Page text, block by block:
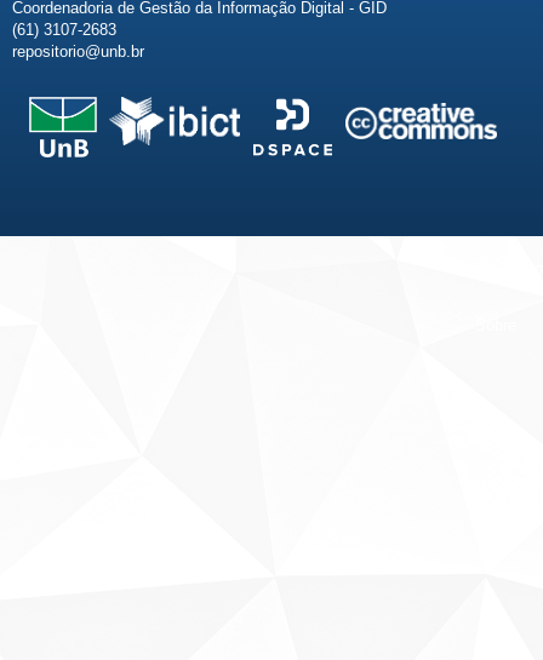
Coordenadoria de Gestão da Informação Digital - GID
(61) 3107-2683
repositorio@unb.br